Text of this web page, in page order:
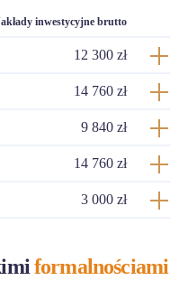
inwestycyjne brutto
12 300 zł
14 760 zł
9 840 zł
14 760 zł
3 000 zł
formalnościami